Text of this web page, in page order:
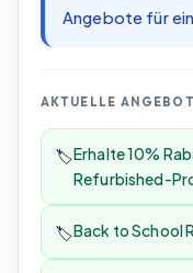
Angebote für
AKTUELLE
🏷️Erhalte 10%
Refurbished-
🏷️Back to School